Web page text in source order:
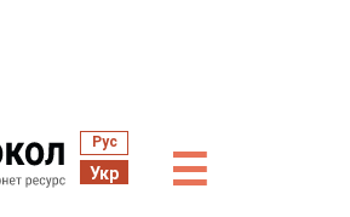
Рус
Укр ☰